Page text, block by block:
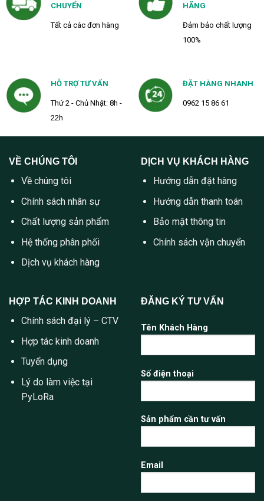
CHUYỂN
Tất cả các đơn hàng
HÃNG
Đảm bảo chất lượng
100%
HỖ TRỢ TƯ VẤN
Thứ 2 - Chủ Nhật: 8h -
22h
ĐẶT HÀNG NHANH
0962 15 86 61
VỀ CHÚNG TÔI
Về chúng tôi
Chính sách nhân sự
Chất lượng sản phẩm
Hệ thống phân phối
Dịch vụ khách hàng
DỊCH VỤ KHÁCH HÀNG
Hướng dẫn đặt hàng
Hướng dẫn thanh toán
Bảo mật thông tin
Chính sách vận chuyển
HỢP TÁC KINH DOANH
Chính sách đại lý – CTV
Hợp tác kinh doanh
Tuyển dụng
Lý do làm việc tại
PyLoRa
ĐĂNG KÝ TƯ VẤN
Tên Khách Hàng
Số điện thoại
Sản phẩm cần tư vấn
Email